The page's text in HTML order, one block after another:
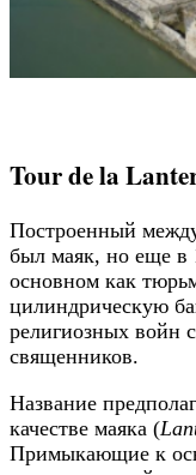
Tour de la
Построенный
был маяк, но еще в
основном как
цилиндрическую
религиозных войн
священников.
Название
качестве маяка (
Примыкающие к